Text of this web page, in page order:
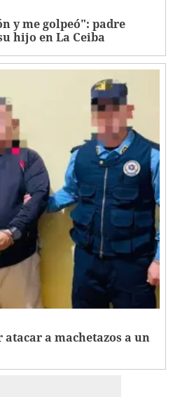
y me golpeó": padre
hijo en La Ceiba
a machetazos a un